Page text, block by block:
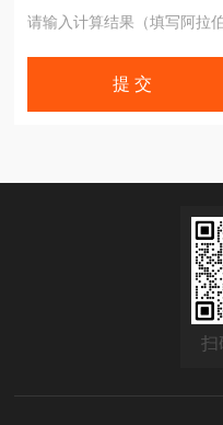
请输入计算结果（填写阿拉
扫